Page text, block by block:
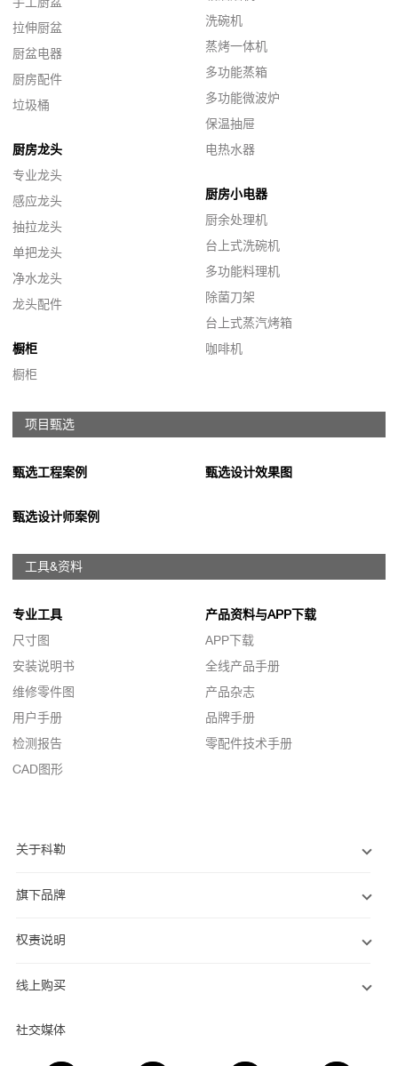
拉伸厨盆
厨盆电器
厨房配件
垃圾桶
厨房龙头
专业龙头
感应龙头
抽拉龙头
单把龙头
净水龙头
龙头配件
橱柜
橱柜
洗碗机
蒸烤一体机
多功能蒸箱
多功能微波炉
保温抽屉
电热水器
厨房小电器
厨余处理机
台上式洗碗机
多功能料理机
除菌刀架
台上式蒸汽烤箱
咖啡机
项目甄选
甄选工程案例
甄选设计师案例
甄选设计效果图
工具&资料
专业工具
尺寸图
安装说明书
维修零件图
用户手册
检测报告
CAD图形
产品资料与APP下载
APP下载
全线产品手册
产品杂志
品牌手册
零配件技术手册
关于科勒
旗下品牌
权责说明
线上购买
社交媒体